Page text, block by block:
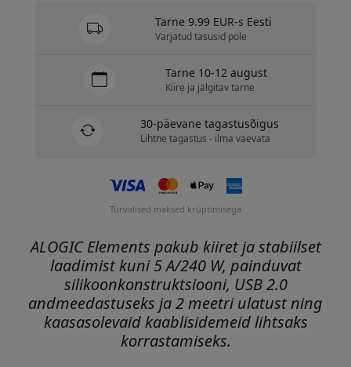
Tarne 9.99 EUR-s Eesti
Varjatud tasusid pole
Tarne 10-12 august
Kiire ja jälgitav tarne
30-päevane tagastusõigus
Lihtne tagastus - ilma vaevata
Turvalised maksed krüptimisega
ALOGIC Elements pakub kiiret ja stabiilset
laadimist kuni 5 A/240 W, painduvat
silikoonkonstruktsiooni, USB 2.0
andmeedastuseks ja 2 meetri ulatust ning
kaasasolevaid kaablisidemeid lihtsaks
korrastamiseks.